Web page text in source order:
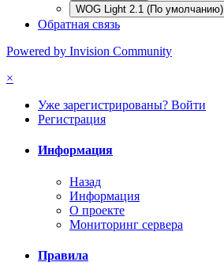
WOG Light 2.1 (По умолчанию)
Обратная связь
Powered by Invision Community
×
Уже зарегистрированы? Войти
Регистрация
Информация
Назад
Информация
О проекте
Мониторинг сервера
Правила